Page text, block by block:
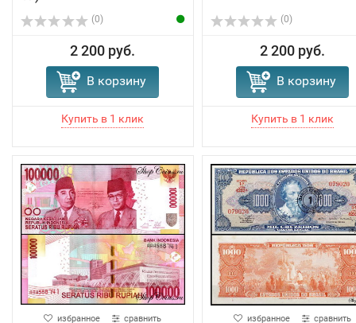
(0)
2 200 руб.
В корзину
(0)
2 200 руб.
В корзину
избранное сравнить избранное сравнить